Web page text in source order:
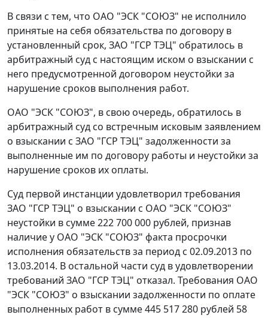
В связи с тем, что ОАО "ЭСК "СОЮЗ" не исполнило
принятые на себя обязательства по договору в
установленный срок, ЗАО "ГСР ТЭЦ" обратилось в
арбитражный суд с настоящим иском о взыскании с
него предусмотренной договором неустойки за
нарушение сроков выполнения работ.
ОАО "ЭСК "СОЮЗ", в свою очередь, обратилось в
арбитражный суд со встречным исковым заявлением
о взыскании с ЗАО "ГСР ТЭЦ" задолженности за
выполненные им по договору работы и неустойки за
нарушение сроков их оплаты.
Суд первой инстанции удовлетворил требования
ЗАО "ГСР ТЭЦ" о взыскании с ОАО "ЭСК "СОЮЗ"
неустойки в сумме 222 700 000 рублей, признав
наличие у ОАО "ЭСК "СОЮЗ" факта просрочки
исполнения обязательств за период с 02.09.2013 по
13.03.2014. В остальной части суд в удовлетворении
требований ЗАО "ГСР ТЭЦ" отказал. Требования ОАО
"ЭСК "СОЮЗ" о взыскании задолженности по оплате
выполненных работ в сумме 445 517 280 рублей 58